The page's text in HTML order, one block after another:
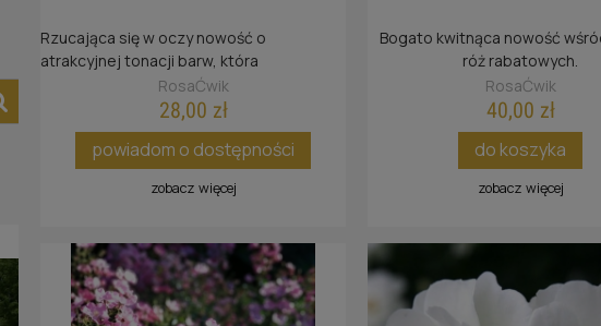
Rzucająca się w oczy nowość o
atrakcyjnej tonacji barw, która
szczególnie wyróżnia się dzięki swojej
odporności na choroby grzybowe.
RosaĆwik
28,00 zł
powiadom o dostępności
zobacz więcej
Bogato kwitnąca nowość
róż rabatowych.
RosaĆwik
40,00 zł
do koszyka
zobacz więcej